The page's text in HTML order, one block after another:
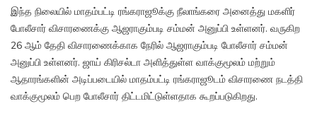
இந்த நிலையில் மாதம்பட்டி ரங்கராஜூக்கு நீலாங்கரை அனைத்து மகளிர்
போலீசார் விசாரணைக்கு ஆஜராகும்படி சம்மன் அனுப்பி உள்ளனர். வருகிற
26 ஆம் தேதி விசாரணைக்காக நேரில் ஆஜராகும்படி போலீசார் சம்மன்
அனுப்பி உள்ளனர். ஜாய் கிரிசல்டா அளித்துள்ள வாக்குமூலம் மற்றும்
ஆதாரங்களின் அடிப்படையில் மாதம்பட்டி ரங்கராஜூடம் விசாரணை நடத்தி
வாக்குமூலம் பெற போலீசார் திட்டமிட்டுள்ளதாக கூறப்படுகிறது.